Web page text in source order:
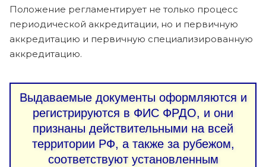
Положение регламентирует не только процесс
периодической аккредитации, но и первичную
аккредитацию и первичную специализированную
аккредитацию.
Выдаваемые документы оформляются и
регистрируются в ФИС ФРДО, и они
признаны действительными на всей
территории РФ, а также за рубежом,
соответствуют установленным